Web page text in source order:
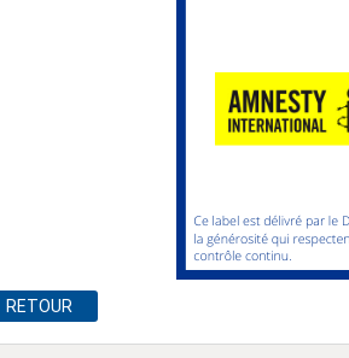
RETOUR